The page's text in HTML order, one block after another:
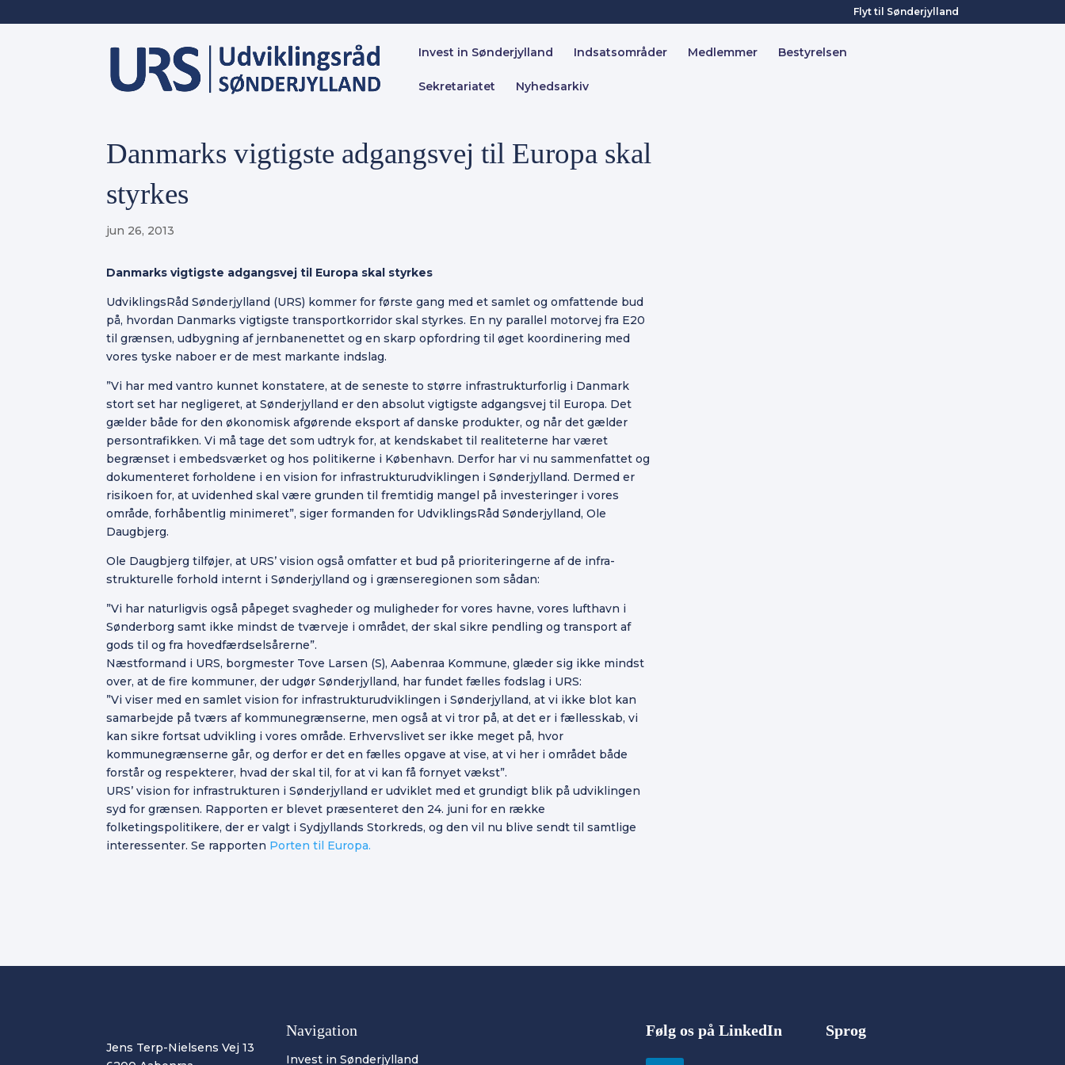
Flyt til Sønderjylland
Invest in Sønderjylland Indsatsområder Medlemmer Bestyrelsen
Sekretariatet Nyhedsarkiv
Danmarks vigtigste adgangsvej til Europa skal
styrkes
jun 26, 2013
Danmarks vigtigste adgangsvej til Europa skal styrkes
UdviklingsRåd Sønderjylland (URS) kommer for første gang med et samlet og omfattende bud
på, hvordan Danmarks vigtigste transportkorridor skal styrkes. En ny parallel motorvej fra E20
til grænsen, udbygning af jernbanenettet og en skarp opfordring til øget koordinering med
vores tyske naboer er de mest markante indslag.
”Vi har med vantro kunnet konstatere, at de seneste to større infrastrukturforlig i Danmark
stort set har negligeret, at Sønderjylland er den absolut vigtigste adgangsvej til Europa. Det
gælder både for den økonomisk afgørende eksport af danske produkter, og når det gælder
persontrafikken. Vi må tage det som udtryk for, at kendskabet til realiteterne har været
begrænset i embedsværket og hos politikerne i København. Derfor har vi nu sammenfattet og
dokumenteret forholdene i en vision for infrastrukturudviklingen i Sønderjylland. Dermed er
risikoen for, at uvidenhed skal være grunden til fremtidig mangel på investeringer i vores
område, forhåbentlig minimeret”, siger formanden for UdviklingsRåd Sønderjylland, Ole
Daugbjerg.
Ole Daugbjerg tilføjer, at URS’ vision også omfatter et bud på prioriteringerne af de infra-
strukturelle forhold internt i Sønderjylland og i grænseregionen som sådan:
”Vi har naturligvis også påpeget svagheder og muligheder for vores havne, vores lufthavn i
Sønderborg samt ikke mindst de tværveje i området, der skal sikre pendling og transport af
gods til og fra hovedfærdselsårerne”.
Næstformand i URS, borgmester Tove Larsen (S), Aabenraa Kommune, glæder sig ikke mindst
over, at de fire kommuner, der udgør Sønderjylland, har fundet fælles fodslag i URS:
”Vi viser med en samlet vision for infrastrukturudviklingen i Sønderjylland, at vi ikke blot kan
samarbejde på tværs af kommunegrænserne, men også at vi tror på, at det er i fællesskab, vi
kan sikre fortsat udvikling i vores område. Erhvervslivet ser ikke meget på, hvor
kommunegrænserne går, og derfor er det en fælles opgave at vise, at vi her i området både
forstår og respekterer, hvad der skal til, for at vi kan få fornyet vækst”.
URS’ vision for infrastrukturen i Sønderjylland er udviklet med et grundigt blik på udviklingen
syd for grænsen. Rapporten er blevet præsenteret den 24. juni for en række
folketingspolitikere, der er valgt i Sydjyllands Storkreds, og den vil nu blive sendt til samtlige
interessenter. Se rapporten Porten til Europa.
Jens Terp-Nielsens Vej 13
Navigation
Invest in Sønderjylland
Følg os på LinkedIn Sprog